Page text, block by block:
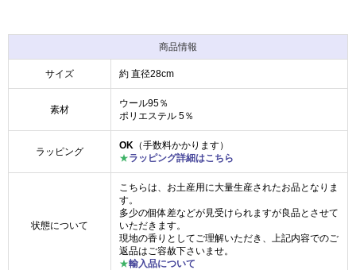
商品情報
サイズ 約 直径28cm
素材
ウール95％
ポリエステル 5％
ラッピング
OK （手数料かかります）
★ラッピング詳細はこちら
状態について
こちらは、お土産用に大量生産されたお品となりま
す。
多少の個体差などが見受けられますが良品とさせて
いただきます。
現地の香りとしてご理解いただき、上記内容でのご
返品はご容赦下さいませ。
★輸入品について